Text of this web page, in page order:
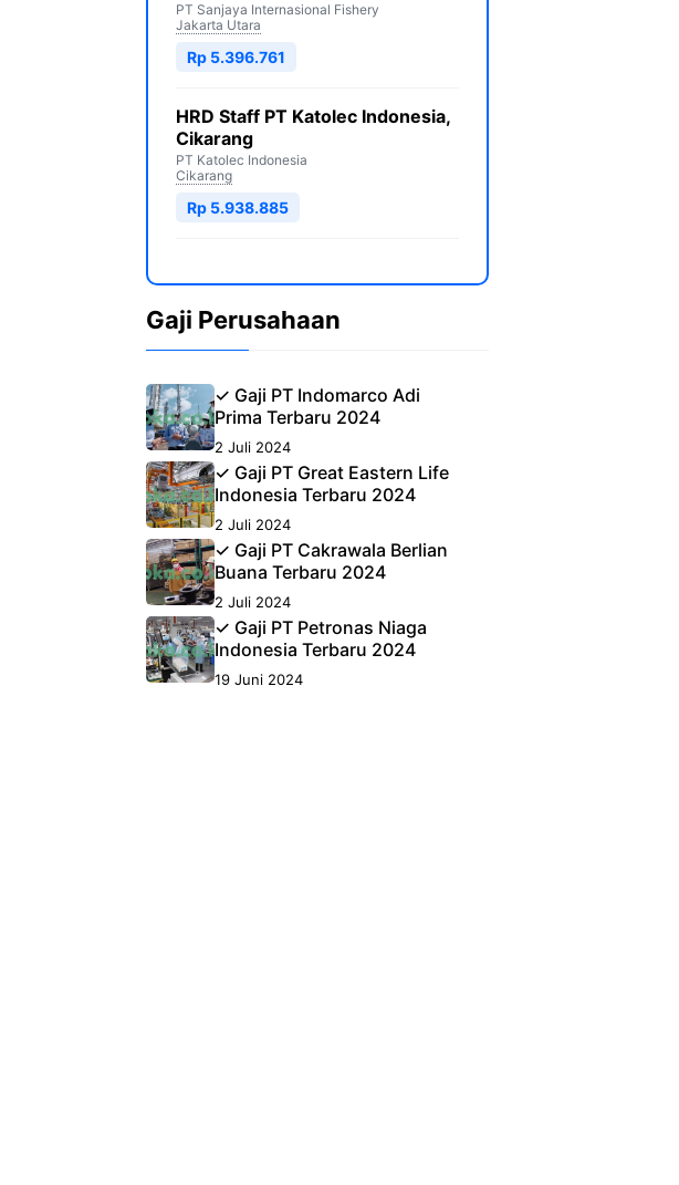
PT Sanjaya Internasional Fishery
Jakarta Utara
Rp 5.396.761
HRD Staff PT Katolec Indonesia,
Cikarang
PT Katolec Indonesia
Cikarang
Rp 5.938.885
Gaji Perusahaan
✓ Gaji PT Indomarco Adi
Prima Terbaru 2024
2 Juli 2024
✓ Gaji PT Great Eastern Life
Indonesia Terbaru 2024
2 Juli 2024
✓ Gaji PT Cakrawala Berlian
Buana Terbaru 2024
2 Juli 2024
✓ Gaji PT Petronas Niaga
Indonesia Terbaru 2024
19 Juni 2024